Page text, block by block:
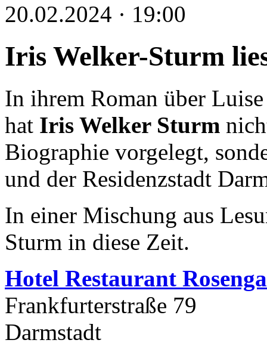
20.02.2024 · 19:00
Iris Welker-Sturm
In ihrem Roman über
hat Iris Welker Sturm
Biographie vorgelegt,
und der Residenzstadt
In einer Mischung aus
Sturm in diese Zeit.
Hotel Restaurant
Frankfurterstraße 79
Darmstadt